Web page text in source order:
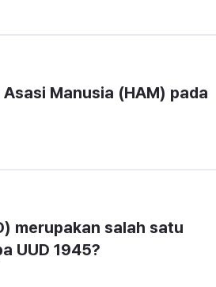
Manusia (HAM) pada
merupakan salah satu
UUD 1945?